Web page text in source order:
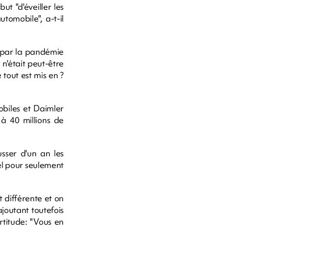
"d'éveiller les
a-t-il
la pandémie
n'était peut-être
est mis en ?
et Daimler
40 millions de
d'un an les
pour seulement
différente et on
toutefois
"Vous en